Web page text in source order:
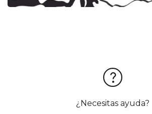
¿Necesitas ayuda?